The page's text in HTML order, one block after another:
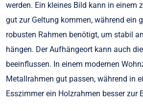
werden. Ein kleines Bild kann in einem
gut zur Geltung kommen, während ein
robusten Rahmen benötigt, um stabil
hängen. Der Aufhängeort kann auch
beeinflussen. In einem modernen
Metallrahmen gut passen, während in
Esszimmer ein Holzrahmen besser zur